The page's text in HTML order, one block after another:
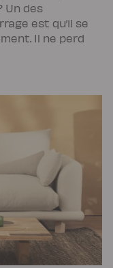
Un des
est qu’il se
Il ne perd